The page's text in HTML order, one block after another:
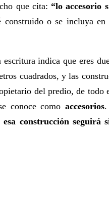
que cita: “lo accesorio
o se incluya en
indica que eres
cuadrados, y las
del predio, de todo
conoce comoaccesorios
construcción